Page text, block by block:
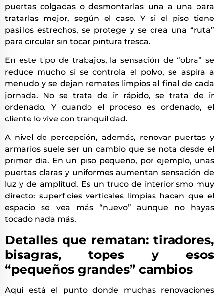
puertas colgadas o desmontarlas una a una para
tratarlas mejor, según el caso. Y si el piso tiene
pasillos estrechos, se protege y se crea una “ruta”
para circular sin tocar pintura fresca.
En este tipo de trabajos, la sensación de “obra” se
reduce mucho si se controla el polvo, se aspira a
menudo y se dejan remates limpios al final de cada
jornada. No se trata de ir rápido, se trata de ir
ordenado. Y cuando el proceso es ordenado, el
cliente lo vive con tranquilidad.
A nivel de percepción, además, renovar puertas y
armarios suele ser un cambio que se nota desde el
primer día. En un piso pequeño, por ejemplo, unas
puertas claras y uniformes aumentan sensación de
luz y de amplitud. Es un truco de interiorismo muy
directo: superficies verticales limpias hacen que el
espacio se vea más “nuevo” aunque no hayas
tocado nada más.
Detalles que rematan: tiradores,
bisagras, topes y esos
“pequeños grandes” cambios
Aquí está el punto donde muchas renovaciones